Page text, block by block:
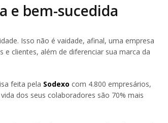
e bem-sucedida
Isso não é vaidade, afinal, uma empresa
clientes, além de diferenciar sua marca da
feita pela Sodexo com 4.800 empresários,
dos seus colaboradores são 70% mais